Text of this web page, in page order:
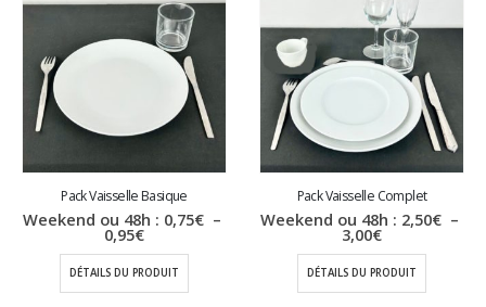
Pack Vaisselle Basique
Weekend ou 48h : 0,75€ –
0,95€Plage
de
prix :
0,75€
à
DÉTAILS DU PRODUIT
Pack Vaisselle Complet
Weekend ou 48h : 2,50€ –
3,00€Plage
de
prix :
2,50€
à
DÉTAILS DU PRODUIT